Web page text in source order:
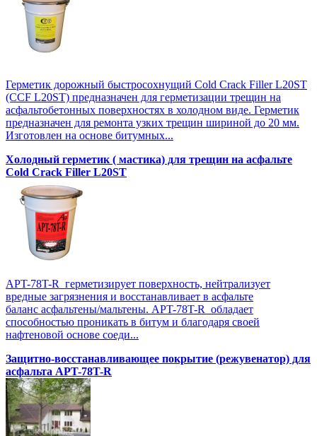
Герметик дорожный быстросохнущий Cold Crack Filler L20SТ
(CCF L20SТ) предназначен для герметизации трещин на
асфальтобетонных поверхностях в холодном виде. Герметик
предназначен для ремонта узких трещин шириной до 20 мм.
Изготовлен на основе битумных...
Холодный герметик ( мастика) для трещин на асфальте
Cold Crack Filler L20SТ
APT-78T-R герметизирует поверхность, нейтрализует
вредные загрязнения и восстанавливает в асфальте
баланс асфальтены/мальтены. APT-78T-R обладает
способностью проникать в битум и благодаря своей
нафтеновой основе соеди...
Защитно-восстанавливающее покрытие (режувенатор) для
асфальта APT-78T-R